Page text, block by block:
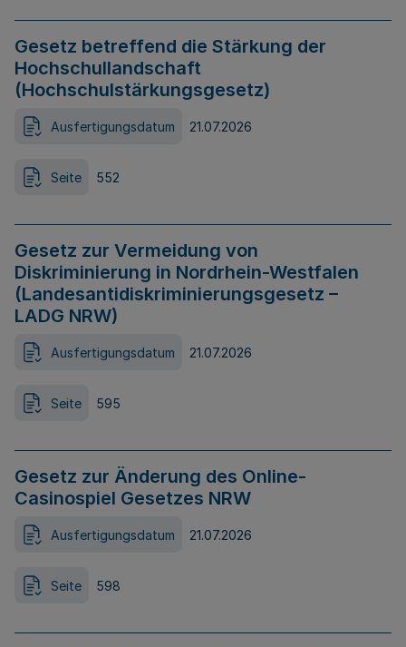
Gesetz betreffend die Stärkung der
Hochschullandschaft
(Hochschulstärkungsgesetz)
Ausfertigungsdatum 21.07.2026
Seite 552
Gesetz zur Vermeidung von
Diskriminierung in Nordrhein-Westfalen
(Landesantidiskriminierungsgesetz –
LADG NRW)
Ausfertigungsdatum 21.07.2026
Seite 595
Gesetz zur Änderung des Online-
Casinospiel Gesetzes NRW
Ausfertigungsdatum 21.07.2026
Seite 598